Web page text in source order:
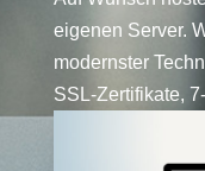
eigenen Server.
modernster
SSL-Zertifikate,